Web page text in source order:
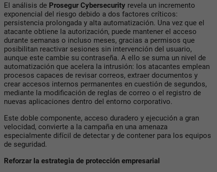
El análisis de Prosegur Cybersecurity revela un incremento
exponencial del riesgo debido a dos factores críticos:
persistencia prolongada y alta automatización. Una vez que el
atacante obtiene la autorización, puede mantener el acceso
durante semanas o incluso meses, gracias a permisos que
posibilitan reactivar sesiones sin intervención del usuario,
aunque este cambie su contraseña. A ello se suma un nivel de
automatización que acelera la intrusión: los atacantes emplean
procesos capaces de revisar correos, extraer documentos y
crear accesos internos permanentes en cuestión de segundos,
mediante la modificación de reglas de correo o el registro de
nuevas aplicaciones dentro del entorno corporativo.
Este doble componente, acceso duradero y ejecución a gran
velocidad, convierte a la campaña en una amenaza
especialmente difícil de detectar y de contener para los equipos
de seguridad.
Reforzar la estrategia de protección empresarial